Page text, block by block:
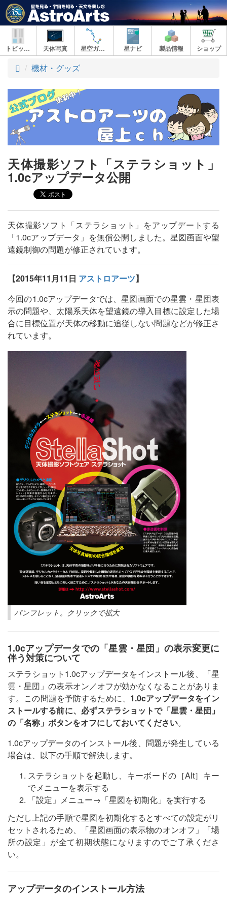
トピックス 天体写真 星空ガイド 星ナビ 製品情報 ショップ
ト
プ
機材・グッズ
天体撮影ソフト「ステラショット」
1.0cアップデータ公開
天体撮影ソフト「ステラショット」をアップデートする
「1.0cアップデータ」を無償公開しました。星図画面や望
遠鏡制御の問題が修正されています。
【2015年11月11日 アストロアーツ】
今回の1.0cアップデータでは、星図画面での星雲・星団表
示の問題や、太陽系天体を望遠鏡の導入目標に設定した場
合に目標位置が天体の移動に追従しない問題などが修正さ
れています。
パンフレット。クリックで拡大
1.0cアップデータでの「星雲・星団」の表示変更に
伴う対策について
ステラショット1.0cアップデータをインストール後、「星
雲・星団」の表示オン／オフが効かなくなることがありま
す。この問題を予防するために、 1.0cアップデータをイン
ストールする前に、必ずステラショットで「星雲・星団」
の「名称」ボタンをオフにしておいてください。
1.0cアップデータのインストール後、問題が発生している
場合は、以下の手順で解決します。
ステラショットを起動し、キーボードの［Alt］キー
でメニューを表示する
「設定」メニュー→「星図を初期化」を実行する
ただし上記の手順で星図を初期化するとすべての設定がリ
セットされるため、「星図画面の表示物のオンオフ」「場
所の設定」が全て初期状態になりますのでご了承くださ
い。
アップデータのインストール方法